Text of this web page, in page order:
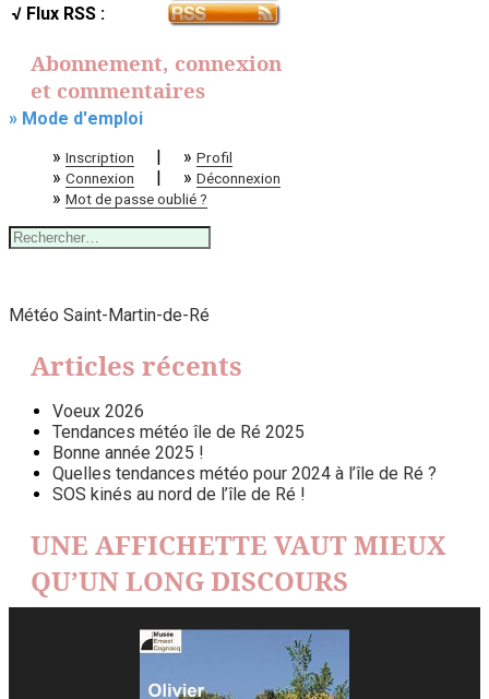
√ Flux RSS :
Abonnement, connexion
et commentaires
» Mode d'emploi
» Inscription | » Profil
» Connexion | » Déconnexion
» Mot de passe oublié ?
Rechercher :
Météo Saint-Martin-de-Ré
Articles récents
Voeux 2026
Tendances météo île de Ré 2025
Bonne année 2025 !
Quelles tendances météo pour 2024 à l’île de Ré ?
SOS kinés au nord de l’île de Ré !
UNE AFFICHETTE VAUT MIEUX
QU’UN LONG DISCOURS